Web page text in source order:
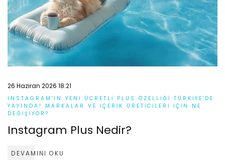
26 Haziran 2026 18:21
INSTAGRAM'IN YENI ÜCRETLI PLUS ÖZELLIĞI TÜRKIYE'DE
YAYINDA! MARKALAR VE İÇERIK ÜRETICILERI İÇIN NE
DEĞIŞIYOR?
Instagram Plus Nedir?
DEVAMINI OKU